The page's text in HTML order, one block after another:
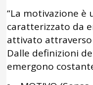
“La motivazione
caratterizzato da
attivato attraverso
Dalle definizioni
emergono